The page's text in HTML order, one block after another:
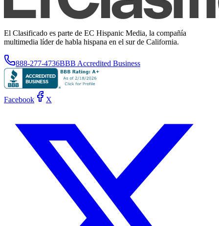
El Clasificado es parte de EC Hispanic Media, la compañía
multimedia líder de habla hispana en el sur de California.
888-277-4736BBB Accredited Business
Facebook X